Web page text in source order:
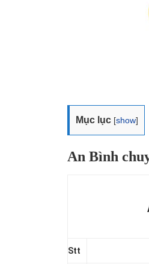
Mục lục [show]
An Bình
Stt